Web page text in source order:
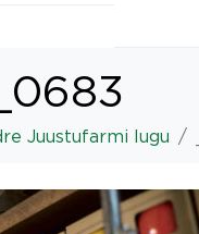
Juustufarmi lugu